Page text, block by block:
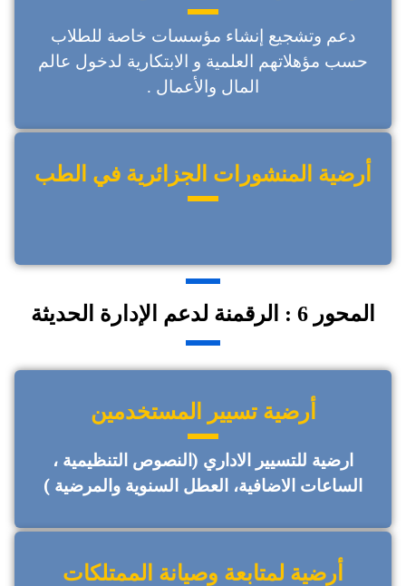
دعم وتشجيع إنشاء مؤسسات خاصة للطلاب
حسب مؤهلاتهم العلمية و الابتكارية لدخول عالم
المال والأعمال .
أرضية المنشورات الجزائرية في الطب
المحور 6 : الرقمنة لدعم الإدارة الحديثة
أرضية تسيير المستخدمين
ارضية للتسيير الاداري (النصوص التنظيمية ،
الساعات الاضافية، العطل السنوية والمرضية )
أرضية لمتابعة وصيانة الممتلكات